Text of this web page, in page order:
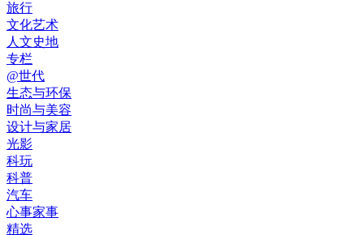
旅行
文化艺术
人文史地
专栏
@世代
生态与环保
时尚与美容
设计与家居
光影
科玩
科普
汽车
心事家事
精选